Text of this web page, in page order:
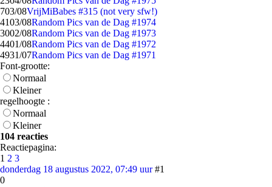
703/08VrijMiBabes #315 (not very sfw!)
4103/08Random Pics van de Dag #1974
3002/08Random Pics van de Dag #1973
4401/08Random Pics van de Dag #1972
4931/07Random Pics van de Dag #1971
Font-grootte:
Normaal
Kleiner
regelhoogte :
Normaal
Kleiner
104 reacties
Reactiepagina:
1 2 3
donderdag 18 augustus 2022, 07:49 uur #1
0